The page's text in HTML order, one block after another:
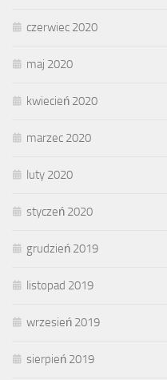
czerwiec 2020
maj 2020
kwiecień 2020
marzec 2020
luty 2020
styczeń 2020
grudzień 2019
listopad 2019
wrzesień 2019
sierpień 2019